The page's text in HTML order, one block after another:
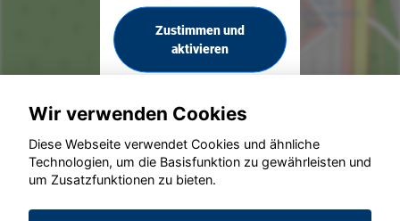
Zustimmen und
aktivieren
© konjunkturmotor.de GmbH 2020 - 2026
Wir verwenden Cookies
Diese Webseite verwendet Cookies und ähnliche
Technologien, um die Basisfunktion zu gewährleisten und
um Zusatzfunktionen zu bieten.